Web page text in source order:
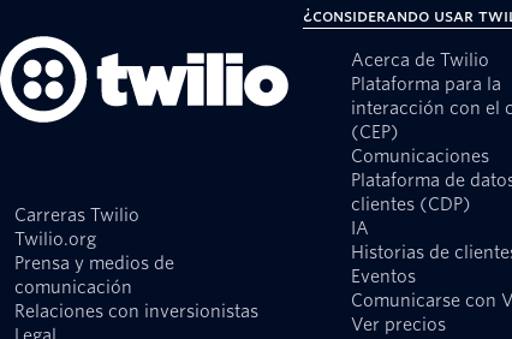
Carreras Twilio
Twilio.org
Prensa y medios de
comunicación
Relaciones con inversionistas
¿Considerando usar
Acerca de Twilio
Plataforma para la
interacción con el
(CEP)
Comunicaciones
Plataforma de
clientes (CDP)
IA
Historias de
Eventos
Comunicarse con
Ver precios